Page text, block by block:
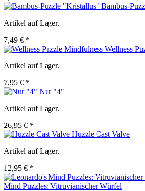
Bambus-
Artikel auf Lager.
7,49 € *
Wellness
Artikel auf Lager.
7,95 € *
Nur "4"
Artikel auf Lager.
26,95 € *
Huzzle Cast Valve
Artikel auf Lager.
12,95 € *
Mind Puzzles: Vitruvianischer Würfel